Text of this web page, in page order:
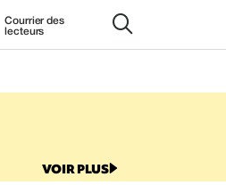
Courrier des
lecteurs
VOIR PLUS